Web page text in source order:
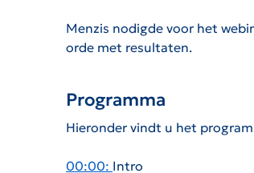
Menzis nodigde voor het
orde met resultaten.
Programma
Hieronder vindt u het
00:00: Intro